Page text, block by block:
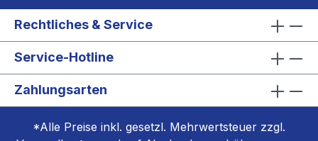
Rechtliches & Service
Service-Hotline
Zahlungsarten
*Alle Preise inkl. gesetzl. Mehrwertsteuer zzgl.